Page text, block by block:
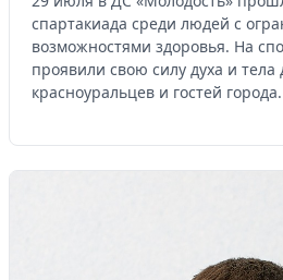
спартакиада среди людей с
возможностями здоровья. На
проявили свою силу духа и тела
красноуральцев и гостей города.